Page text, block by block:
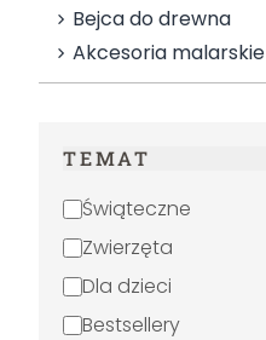
Bejca do drewna
Akcesoria malarskie
TEMAT
Świąteczne
Zwierzęta
Dla dzieci
Bestsellery